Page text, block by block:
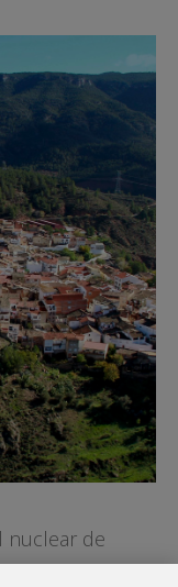
nuclear de
como la